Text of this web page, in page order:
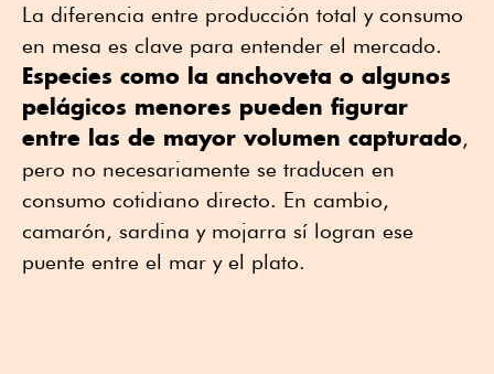
La diferencia entre producción total y consumo
en mesa es clave para entender el mercado.
Especies como la anchoveta o algunos
pelágicos menores pueden figurar
entre las de mayor volumen capturado,
pero no necesariamente se traducen en
consumo cotidiano directo. En cambio,
camarón, sardina y mojarra sí logran ese
puente entre el mar y el plato.